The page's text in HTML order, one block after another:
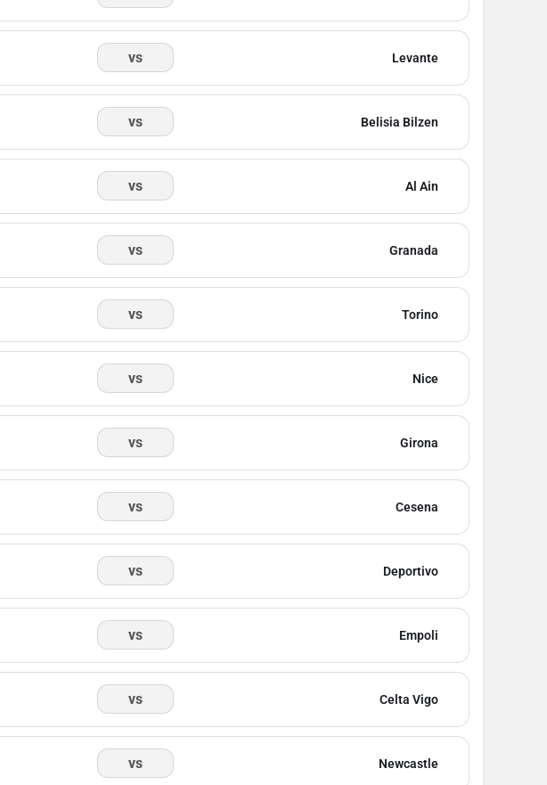
vs Levante
vs Belisia Bilzen
vs Al Ain
vs Granada
vs Torino
vs Nice
vs Girona
vs Cesena
vs Deportivo
vs Empoli
vs Celta Vigo
vs Newcastle